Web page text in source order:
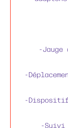
-
-
-Dispositif
-Suivi